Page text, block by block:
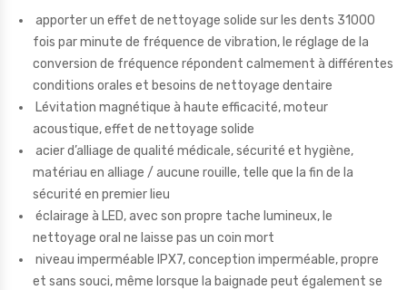
apporter un effet de nettoyage solide sur les dents 31000
fois par minute de fréquence de vibration, le réglage de la
conversion de fréquence répondent calmement à différentes
conditions orales et besoins de nettoyage dentaire
Lévitation magnétique à haute efficacité, moteur
acoustique, effet de nettoyage solide
acier d’alliage de qualité médicale, sécurité et hygiène,
matériau en alliage / aucune rouille, telle que la fin de la
sécurité en premier lieu
éclairage à LED, avec son propre tache lumineux, le
nettoyage oral ne laisse pas un coin mort
niveau imperméable IPX7, conception imperméable, propre
et sans souci, même lorsque la baignade peut également se